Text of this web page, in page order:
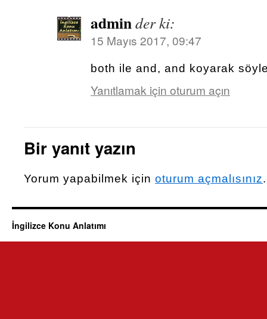
adminder ki:
15 Mayıs 2017, 09:47
both ile and, and koyarak
Yanıtlamak için oturum açın
Bir yanıt yazın
Yorum yapabilmek için oturum açmalısınız.
İngilizce Konu Anlatımı